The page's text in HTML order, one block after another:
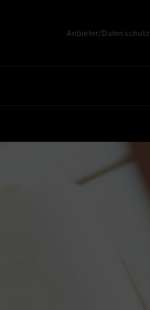
Anbieter/Datenschutz